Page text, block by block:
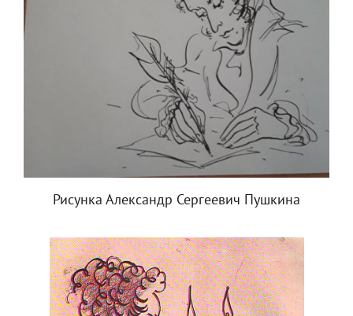
Рисунка Александр Сергеевич Пушкина